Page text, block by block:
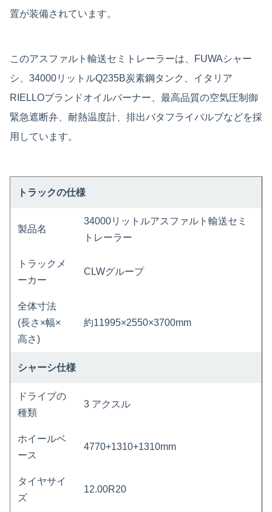
置が装備されています。
このアスファルト輸送セミトレーラーは、FUWAシャー
シ、34000リットルQ235B炭素鋼タンク、イタリア
RIELLOブランドオイルバーナー、最高品質の空気圧制御
緊急遮断弁、耐熱温度計、排出バタフライバルブなどを採
用しています。
トラックの仕様
製品名
34000リットルアスファルト輸送セミ
トレーラー
トラックメ
ーカー
CLWグループ
全体寸法
(長さ×幅×
高さ)
約11995×2550×3700mm
シャーシ仕様
ドライブの
種類
3 アクスル
ホイールベ
ース
4770+1310+1310mm
タイヤサイ
ズ
12.00R20